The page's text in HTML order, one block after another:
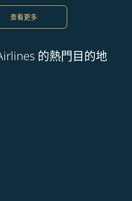
查看更多
的熱門目的地